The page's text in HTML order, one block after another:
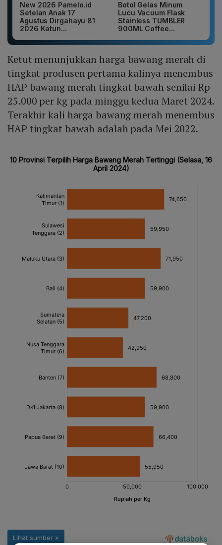
New 2026 Pamelo.id
Setelan Anak 17
Agustus Dirgahayu 81
2026 Katun...
Botol Gelas Minum
Lucu Vacuum Flask
Stainless TUMBLER
900ML Coffee...
Ketut menunjukkan harga bawang merah di
tingkat produsen pertama kalinya menembus
HAP bawang merah tingkat bawah senilai Rp
25.000 per kg pada minggu kedua Maret 2024.
Terakhir kali harga bawang merah menembus
HAP tingkat bawah adalah pada Mei 2022.